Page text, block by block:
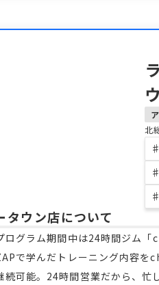
北
♯
♯
♯
タウン店について
ログラム期間中は24時間ジム
で学んだトレーニング内容
可能。24時間営業だから、忙